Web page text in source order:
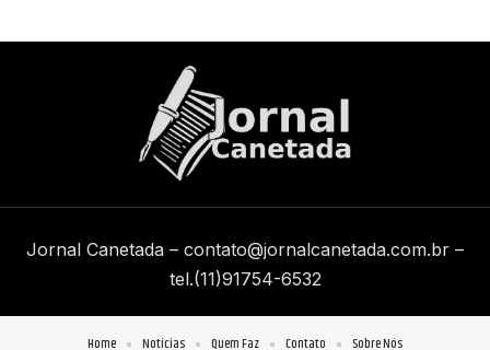
Jornal Canetada – contato@jornalcanetada.com.br –
tel.(11)91754-6532
Home Notícias Quem Faz Contato Sobre Nós